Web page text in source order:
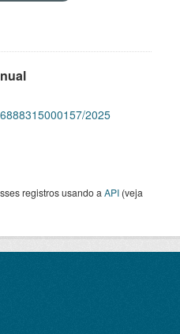
2025
registros usando a API (veja